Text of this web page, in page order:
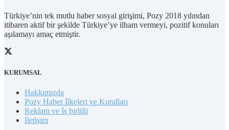
Türkiye’nin tek mutlu haber sosyal girişimi, Pozy 2018 yılından
itibaren aktif bir şekilde Türkiye’ye ilham vermeyi, pozitif konuları
aşılamayı amaç etmiştir.
KURUMSAL
Hakkımızda
Pozy Haber İlkeleri ve Kuralları
Reklam ve İş birliği
İletişim